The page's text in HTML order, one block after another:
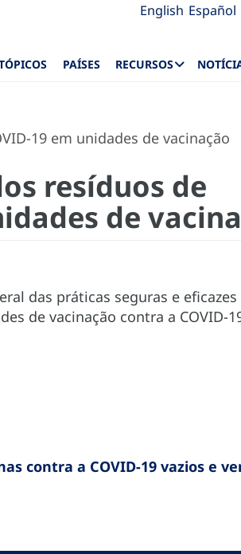
English Español
PAÍSES RECURSOS
19 em unidades de vacinação
resíduos de
de
das práticas seguras e eficazes
de vacinação contra a COVID-
contra a COVID-19 vazios e